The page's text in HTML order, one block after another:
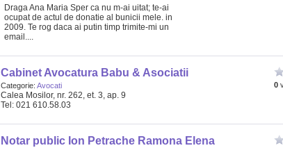
Draga Ana Maria Sper ca nu m-ai uitat; te-ai
ocupat de actul de donatie al bunicii mele. in
2009. Te rog daca ai putin timp trimite-mi un
email....
0
Cabinet Avocatura Babu & Asociatii
Categorie: Avocati
Calea Mosilor, nr. 262, et. 3, ap. 9
Tel: 021 610.58.03
Notar public Ion Petrache Ramona Elena